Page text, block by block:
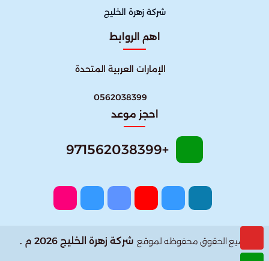
شركة زهرة الخليج
اهم الروابط
الإمارات العربية المتحدة
0562038399
احجز موعد
+971562038399
جميع الحقوق محفوظه لموقع شركة زهرة الخليج 2026 م .